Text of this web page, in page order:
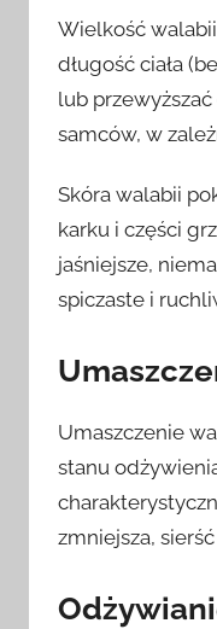
Wielkość
długość ciała
lub przewyższać
samców, w
Skóra walabii
karku i części
jaśniejsze,
spiczaste i
Umaszczenie
stanu
zmniejsza,